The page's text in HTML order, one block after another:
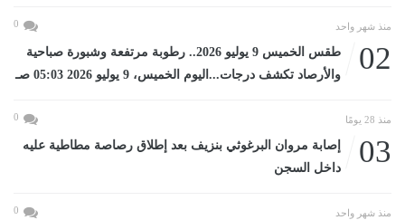
منذ شهر واحد 0
02
طقس الخميس 9 يوليو 2026.. رطوبة مرتفعة وشبورة صباحية
والأرصاد تكشف درجات...اليوم الخميس، 9 يوليو 2026 05:03 صـ
منذ 28 يومًا 0
03
إصابة مروان البرغوثي بنزيف بعد إطلاق رصاصة مطاطية عليه
داخل السجن
منذ شهر واحد 0